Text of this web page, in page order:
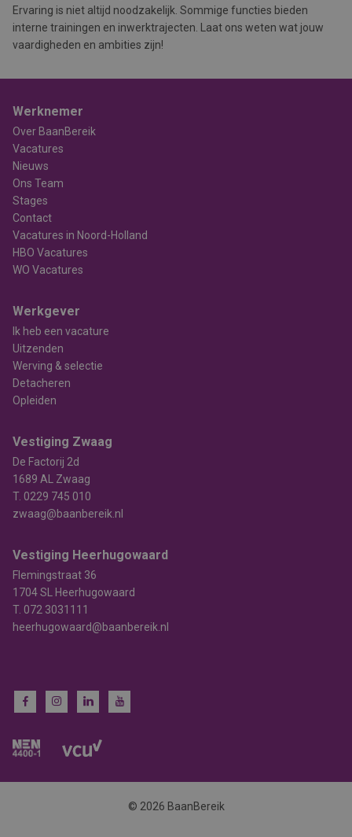
Ervaring is niet altijd noodzakelijk. Sommige functies bieden
interne trainingen en inwerktrajecten. Laat ons weten wat jouw
vaardigheden en ambities zijn!
Werknemer
Over BaanBereik
Vacatures
Nieuws
Ons Team
Stages
Contact
Vacatures in Noord-Holland
HBO Vacatures
WO Vacatures
Werkgever
Ik heb een vacature
Uitzenden
Werving & selectie
Detacheren
Opleiden
Vestiging Zwaag
De Factorij 2d
1689 AL Zwaag
T. 0229 745 010
zwaag@baanbereik.nl
Vestiging Heerhugowaard
Flemingstraat 36
1704 SL Heerhugowaard
T. 072 3031111
heerhugowaard@baanbereik.nl
© 2026 BaanBereik